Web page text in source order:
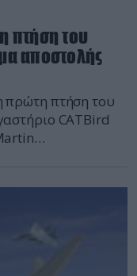
πτήση του
αποστολής
πρώτη πτήση του
CATBird